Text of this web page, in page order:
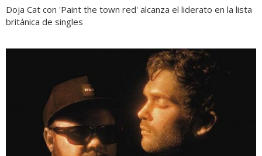
Doja Cat con 'Paint the town red' alcanza el liderato en la lista
británica de singles